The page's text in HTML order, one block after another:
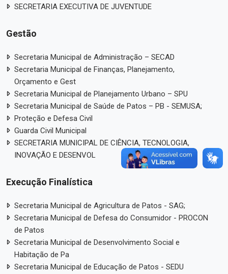
SECRETARIA EXECUTIVA DE JUVENTUDE
Gestão
Secretaria Municipal de Administração – SECAD
Secretaria Municipal de Finanças, Planejamento,
Orçamento e Gest
Secretaria Municipal de Planejamento Urbano – SPU
Secretaria Municipal de Saúde de Patos – PB - SEMUSA;
Proteção e Defesa Civil
Guarda Civil Municipal
SECRETARIA MUNICIPAL DE CIÊNCIA, TECNOLOGIA,
INOVAÇÃO E DESENVOL
Execução Finalística
Secretaria Municipal de Agricultura de Patos - SAG;
Secretaria Municipal de Defesa do Consumidor - PROCON
de Patos
Secretaria Municipal de Desenvolvimento Social e
Habitação de Pa
Secretaria Municipal de Educação de Patos - SEDU